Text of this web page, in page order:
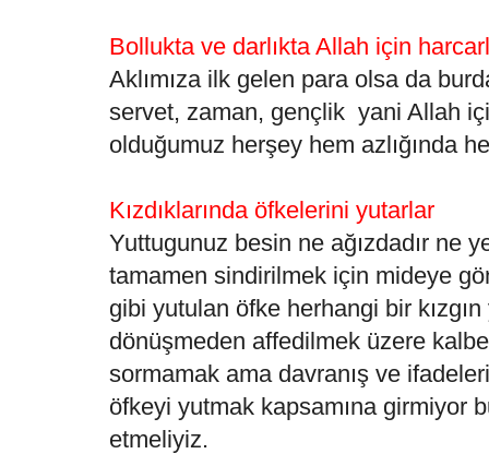
Bollukta ve darlıkta Allah için
Aklımıza ilk gelen para olsa da
servet, zaman, gençlik yani Allah
olduğumuz herşey hem azlığında
Kızdıklarında öfkelerini yutarlar
Yuttugunuz besin ne ağızdadır ne
tamamen sindirilmek için mideye
gibi yutulan öfke herhangi bir
dönüşmeden affedilmek üzere
sormamak ama davranış ve
öfkeyi yutmak kapsamına girmiyor
etmeliyiz.